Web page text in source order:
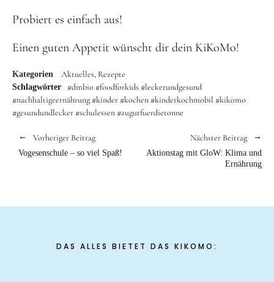
Probiert es einfach aus!
Einen guten Appetit wünscht dir dein KiKoMo!
Kategorien Aktuelles Rezepte
Schlagwörter #dmbio #foodforkids #leckerundgesund
#nachhaltigeernährung #kinder #kochen #kinderkochmobil #kikomo
#gesundundlecker #schulessen #zugutfuerdietonne
Vorheriger Beitrag
Vogesenschule – so viel Spaß!
Nächster Beitrag
Aktionstag mit GloW: Klima und
Ernährung
DAS ALLES BIETET DAS KIKOMO: